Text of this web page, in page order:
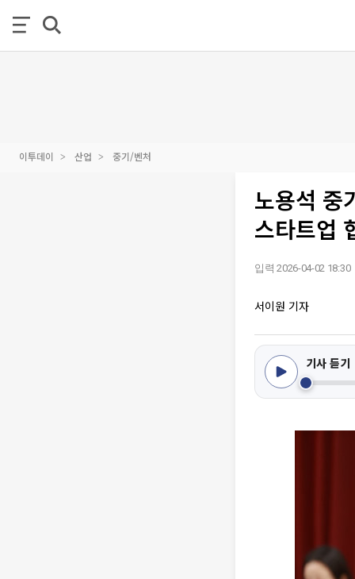
이투데이 산업 중기/벤처
노용석 중
스타트업
입력 2026-04-02 18:30
서이원 기자
기사 듣기